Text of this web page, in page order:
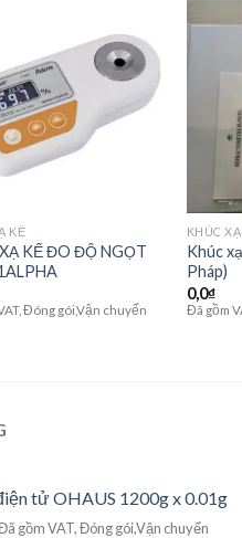
wishlist
KẾ
KẾ ĐO ĐỘ NGỌT
Đóng gói,Vận chuyển
KHÚC
Khúc
Pháp)
0,0₫
Đã gồm
tử OHAUS 1200g x 0.01g
gồm VAT, Đóng gói,Vận chuyển